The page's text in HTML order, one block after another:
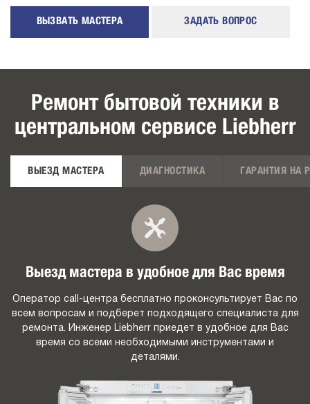
ВЫЗВАТЬ МАСТЕРА ЗАДАТЬ ВОПРОС
Ремонт бытовой техники в
центральном сервисе Liebherr
ВЫЕЗД МАСТЕРА ДИАГНОСТИКА ГАРАНТИЯ НА
Выезд мастера в удобное для Вас время
Оператор call-центра бесплатно проконсультирует Вас по
всем вопросам и подберет подходящего специалиста для
ремонта. Инженер Liebherr приедет в удобное для Вас
время со всеми необходимыми инструментами и
деталями.